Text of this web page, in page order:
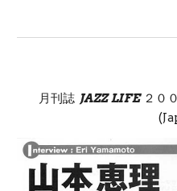
月刊誌 JAZZ LIFE ２０